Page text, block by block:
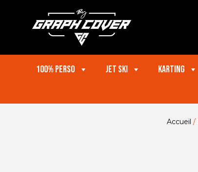
100% perso Jet ski Karting
Accueil /